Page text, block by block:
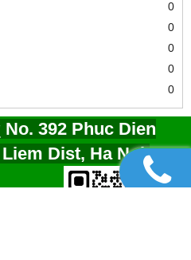
0
0
0
0
0
No. 392 Phuc Dien
Dist, Ha Noi,